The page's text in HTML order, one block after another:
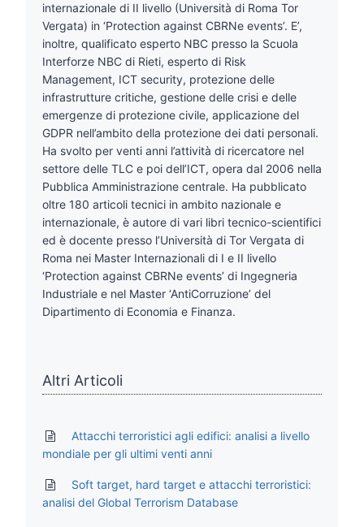
internazionale di II livello (Università di Roma Tor
Vergata) in ‘Protection against CBRNe events’. E’,
inoltre, qualificato esperto NBC presso la Scuola
Interforze NBC di Rieti, esperto di Risk
Management, ICT security, protezione delle
infrastrutture critiche, gestione delle crisi e delle
emergenze di protezione civile, applicazione del
GDPR nell’ambito della protezione dei dati personali.
Ha svolto per venti anni l’attività di ricercatore nel
settore delle TLC e poi dell’ICT, opera dal 2006 nella
Pubblica Amministrazione centrale. Ha pubblicato
oltre 180 articoli tecnici in ambito nazionale e
internazionale, è autore di vari libri tecnico-scientifici
ed è docente presso l’Università di Tor Vergata di
Roma nei Master Internazionali di I e II livello
‘Protection against CBRNe events’ di Ingegneria
Industriale e nel Master ‘AntiCorruzione’ del
Dipartimento di Economia e Finanza.
Altri Articoli
Attacchi terroristici agli edifici: analisi a livello
mondiale per gli ultimi venti anni
Soft target, hard target e attacchi terroristici:
analisi del Global Terrorism Database